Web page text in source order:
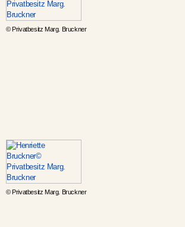
© Privatbesitz Marg. Bruckner
© Privatbesitz Marg. Bruckner